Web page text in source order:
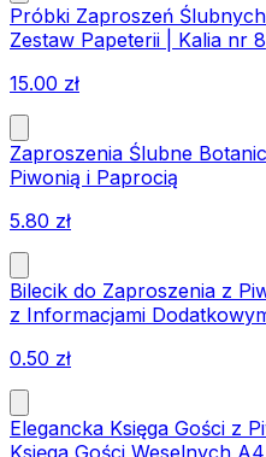
Próbki Zaproszeń
Zestaw Papeterii | Kalia nr 8
15.00 zł
Zaproszenia Ślubne
Piwonią i Paprocią
5.80 zł
Bilecik do Zaproszenia z
z Informacjami
0.50 zł
Elegancka Księga Gości z